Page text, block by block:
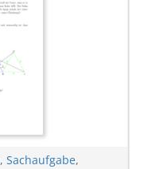
, Sachaufgabe,